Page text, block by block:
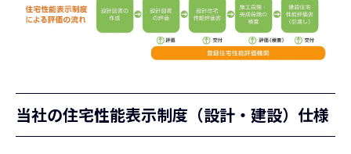
当社の住宅性能表示制度（設計・建設）仕様